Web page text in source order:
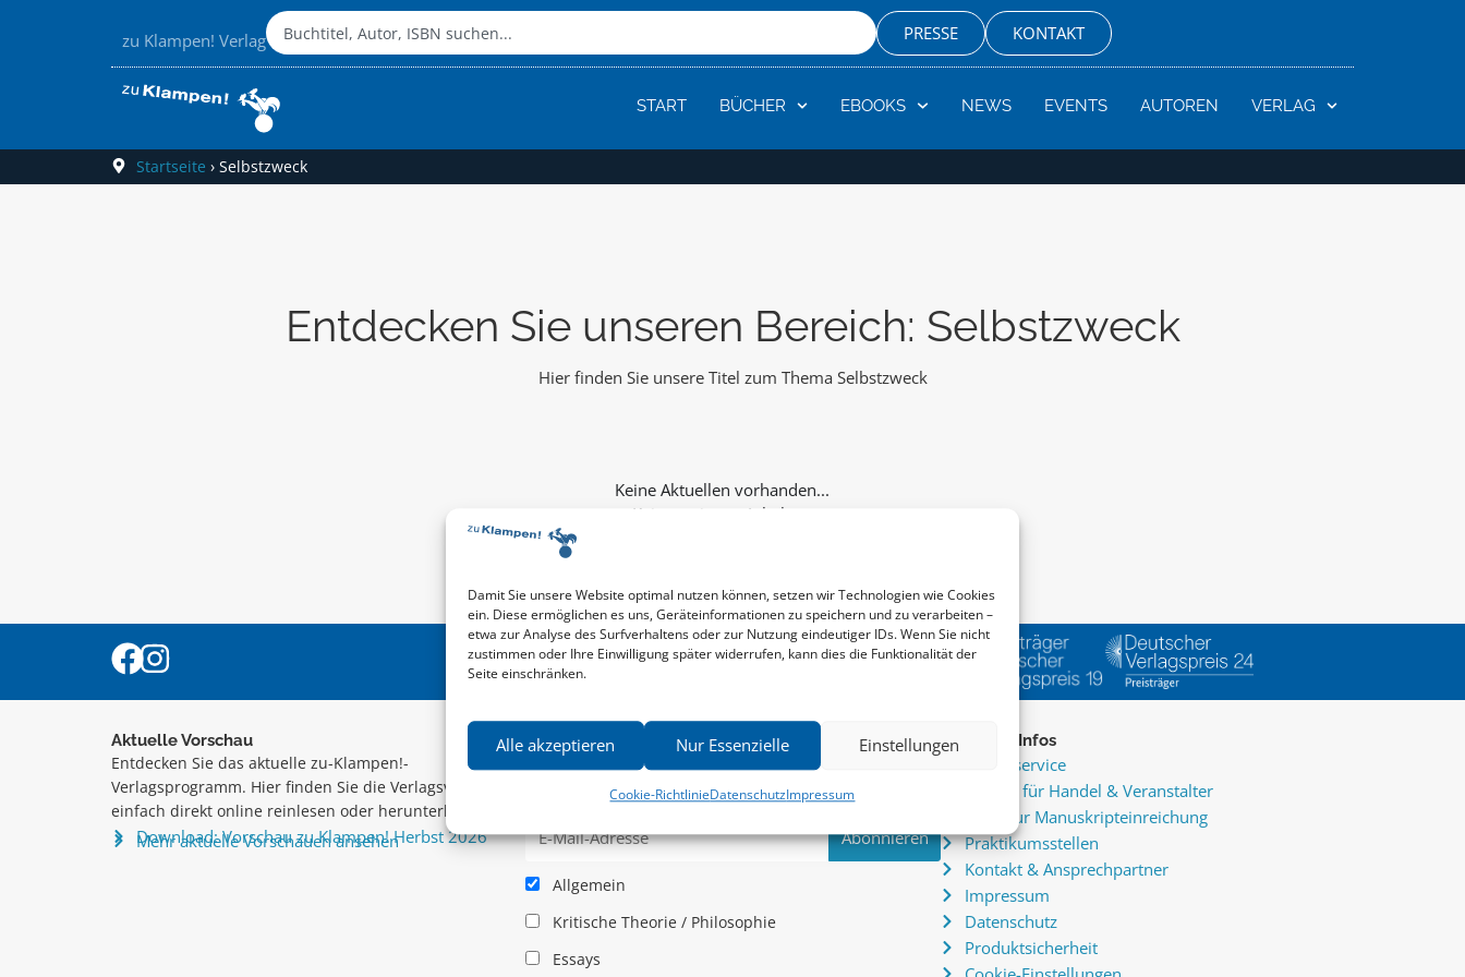
Damit Sie unsere Website optimal nutzen können, setzen wir Technologien wie Cookies
ein. Diese ermöglichen es uns, Geräteinformationen zu speichern und zu verarbeiten –
etwa zur Analyse des Surfverhaltens oder zur Nutzung eindeutiger IDs. Wenn Sie nicht
zustimmen oder Ihre Einwilligung später widerrufen, kann dies die Funktionalität der
Seite einschränken.
Alle akzeptieren Nur Essenzielle Einstellungen
Cookie-RichtlinieDatenschutzImpressum
zu Klampen! Verlag PRESSE KONTAKT
START BÜCHER EBOOKS NEWS EVENTS AUTOREN VERLAG
Startseite › Selbstzweck
Entdecken Sie unseren Bereich: Selbstzweck
Hier finden Sie unsere Titel zum Thema Selbstzweck
Keine weiteren Inhalte...
Aktuelle Vorschau
Entdecken Sie das aktuelle zu-Klampen!-
Verlagsprogramm. Hier finden Sie die Verlagsvorschau –
einfach direkt online reinlesen oder herunterladen.
Download: Vorschau zu Klampen! Herbst 2026
Mehr aktuelle Vorschauen ansehen
Newsletter
News zu aktuellen Neuheiten und Nachrichten im zu
Klampen! Verlag – jederzeit wieder abbestellbar.
Allgemein
Kritische Theorie / Philosophie
Essays
Service & Infos
Presseservice
Service für Handel & Veranstalter
Infos zur Manuskripteinreichung
Praktikumsstellen
Kontakt & Ansprechpartner
Impressum
Datenschutz
Produktsicherheit